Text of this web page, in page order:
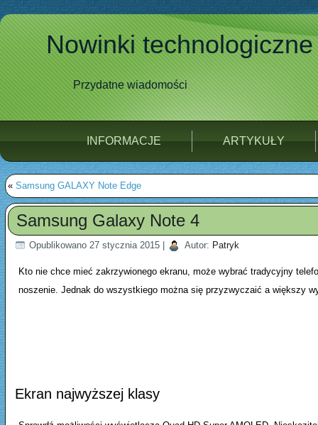
Nowinki technologiczne
Przydatne wiadomości
INFORMACJE ARTYKUŁY
« Samsung GALAXY Note Edge
Samsung Galaxy Note 4
Opublikowano 27 stycznia 2015 Autor: Patryk
Kto nie chce mieć zakrzywionego ekranu, może wybrać tradycyjny
noszenie. Jednak do wszystkiego można się przyzwyczaić a większy
Ekran najwyższej klasy